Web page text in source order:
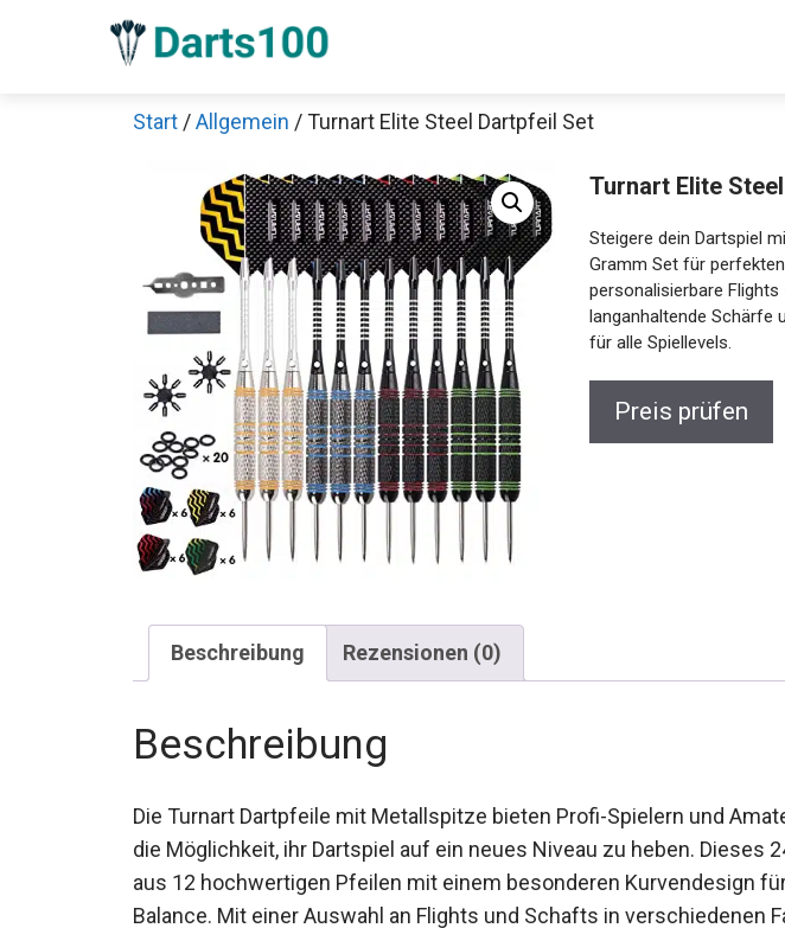
Start /Allgemein / Turnart Elite Steel Dartpfeil Set
Turnart Elite
Steigere dein Dartspiel
Gramm Set für perfekten
personalisierbare Flights
langanhaltende Schärfe
für alle Spiellevels.
Preis prüfen
Beschreibung Rezensionen (0)
Beschreibung
Die Turnart Dartpfeile mit Metallspitze bieten Profi-Spielern und
die Möglichkeit, ihr Dartspiel auf ein neues Niveau zu heben. Dieses
aus 12 hochwertigen Pfeilen mit einem besonderen Kurvendesign
und Balance. Mit einer Auswahl an Flights und Schafts in
Jetzt